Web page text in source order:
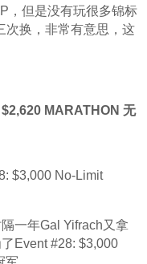
，但是没有玩很多锦标
次换，非常有意思，这
$3,000 No-Limit
一年Gal Yifrach又拿
Event #28: $3,000